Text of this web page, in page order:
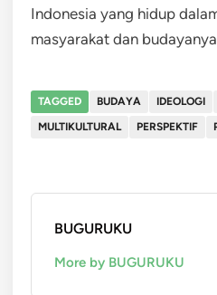
Indonesia yang hidup
masyarakat dan
TAGGED BUDAYA IDEOLOGI
MULTIKULTURAL
PERSPEKTIF
BUGURUKU
More by BUGURUKU